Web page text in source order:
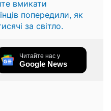
вмикати
попередили, як
за світло.
Читайте нас у
Google News